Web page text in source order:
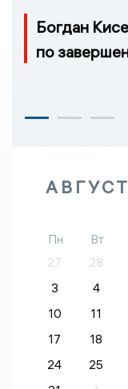
Богдан
по
АВГУСТ
Пн Вт
27
28
3
4
10
11
17
18
24
25